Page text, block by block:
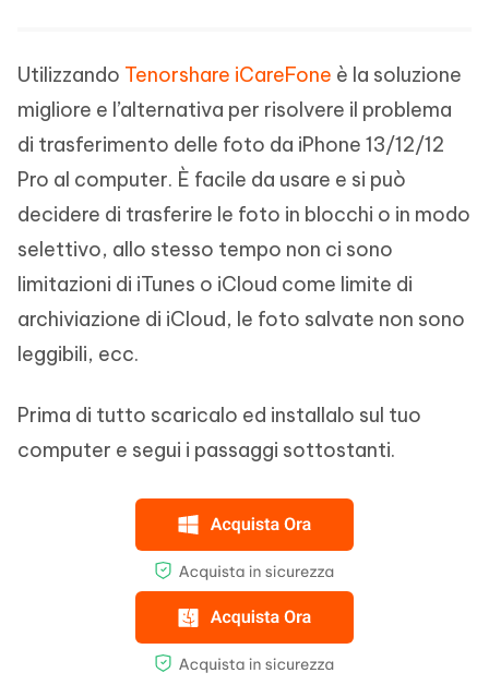
Utilizzando Tenorshare iCareFone è la soluzione
migliore e l’alternativa per risolvere il problema
di trasferimento delle foto da iPhone 13/12/12
Pro al computer. È facile da usare e si può
decidere di trasferire le foto in blocchi o in modo
selettivo, allo stesso tempo non ci sono
limitazioni di iTunes o iCloud come limite di
archiviazione di iCloud, le foto salvate non sono
leggibili, ecc.
Prima di tutto scaricalo ed installalo sul tuo
computer e segui i passaggi sottostanti.